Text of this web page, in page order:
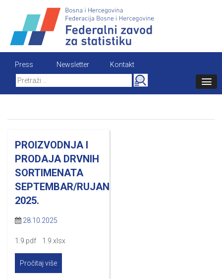
content
Press Newsletter
Kontakt
Search
for:
PROIZVODNJA I
PRODAJA DRVNIH
SORTIMENATA
SEPTEMBAR/RUJAN
2025.
28.10.2025
1.9.pdf 1.9.xlsx
Pročitaj više